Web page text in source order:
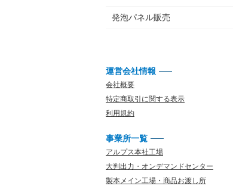
発泡パネル販売
運営会社情報
会社概要
特定商取引に関する表示
利用規約
事業所一覧
アルプス本社工場
大判出力・オンデマンドセンター
製本メイン工場・商品お渡し所